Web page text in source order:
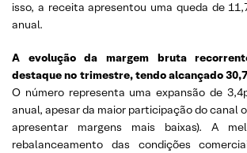
isso, a receita apresentou uma queda de
anual.
A evolução da margem bruta
destaque no trimestre, tendo alcançado
O número representa uma expansão de
anual, apesar da maior participação do canal
apresentar margens mais baixas). A
rebalanceamento das condições